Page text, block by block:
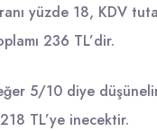
yüzde 18, KDV
236 TL’dir.
5/10 diye
TL’ye inecektir.